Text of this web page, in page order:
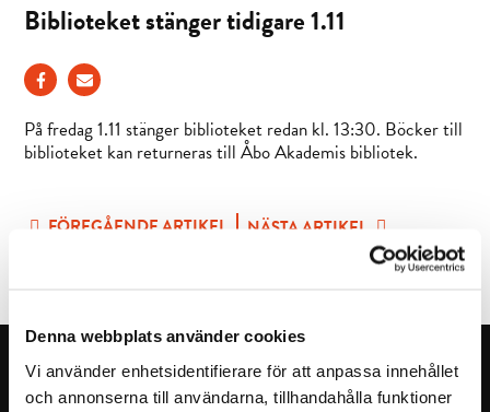
Denna webbplats använder cookies
Vi använder enhetsidentifierare för att anpassa innehållet
och annonserna till användarna, tillhandahålla funktioner
Biblioteket stänger tidigare 1.11
På fredag 1.11 stänger biblioteket redan kl. 13:30. Böcker till
biblioteket kan returneras till Åbo Akademis bibliotek.
FÖREGÅENDE ARTIKEL NÄSTA ARTIKEL